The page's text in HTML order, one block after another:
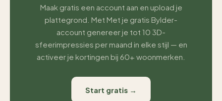
Maak gratis een account aan en upload je
plattegrond. Met Met je gratis Bylder-
account genereer je tot 10 3D-
sfeerimpressies per maand in elke stijl — en
activeer je kortingen bij 60+ woonmerken.
Start gratis →